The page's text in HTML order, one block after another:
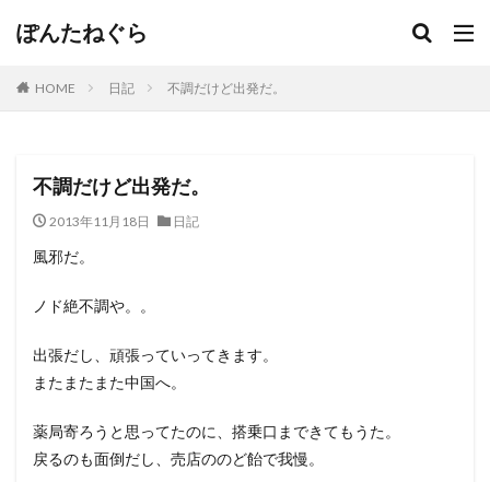
ぽんたねぐら
HOME 日記 不調だけど出発だ。
不調だけど出発だ。
2013年11月18日 日記
風邪だ。
ノド絶不調や。。
出張だし、頑張っていってきます。
またまたまた中国へ。
薬局寄ろうと思ってたのに、搭乗口まできてもうた。
戻るのも面倒だし、売店ののど飴で我慢。